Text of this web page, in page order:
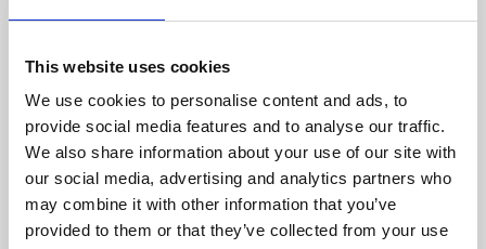
This website uses cookies
We use cookies to personalise content and ads, to
provide social media features and to analyse our traffic.
We also share information about your use of our site with
our social media, advertising and analytics partners who
may combine it with other information that you’ve
provided to them or that they’ve collected from your use
Tension Nominale (V) 230
Fréquence Électrique (Hz)
Température Max Gaz (ºC) 152,6
Température Min Gaz (ºC)
Poids (kg)